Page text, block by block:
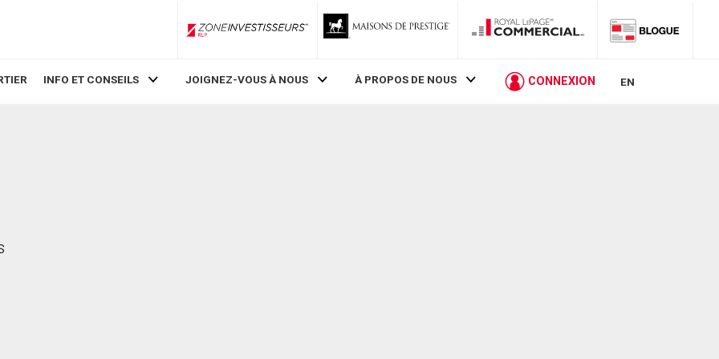
ZoneInvestisseurs RLP
INFO ET CONSEILS JOIGNEZ-VOUS À NOUS À PROPOS DE NOUS CONNEXION EN